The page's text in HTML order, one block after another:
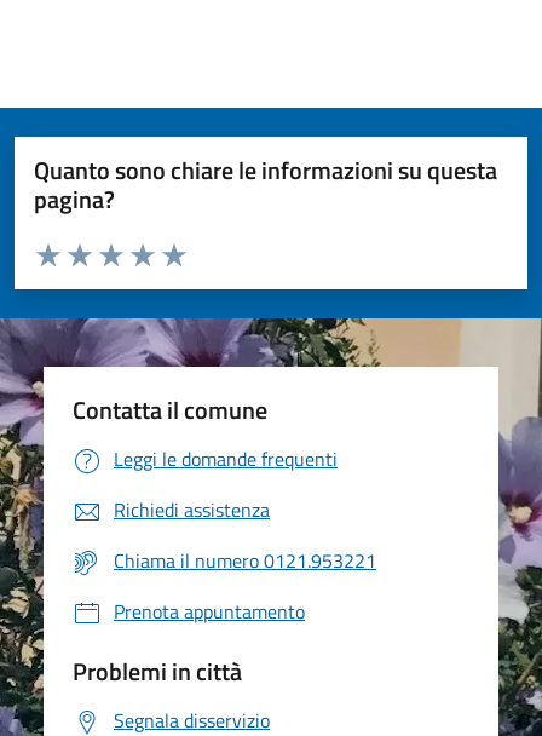
Quanto sono chiare le informazioni su questa
pagina?
Valuta da 1 a 5 stelle la pagina
Valuta 5 stelle su 5
Valuta 4 stelle su 5
Valuta 3 stelle su 5
Valuta 2 stelle su 5
Valuta 1 stelle su 5
Contatta il comune
Leggi le domande frequenti
Richiedi assistenza
Chiama il numero 0121.953221
Prenota appuntamento
Problemi in città
Segnala disservizio